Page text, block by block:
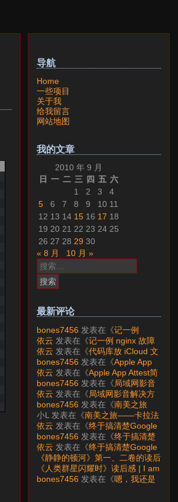
导航
Home
一些项目
关于我
给我留言
网站地图
我的文章
2010 年 9 月
日 一 二 三 四 五 六
1
2 3
4
5
6 7 8 9 10 11
12 13 14 15 16 17 18
19 20 21 22 23 24 25
26 27 28 29 30
« 8 月
10 月 »
搜
索：
最新评论
bones7456 发表在《记一例
nginx 故障分析》
依云 发表在《记一例 nginx 故障
分析 》
依云 发表在《代码库放 iCloud 文
件夹会怎样？》
bones7456 发表在《Apple App
Attest简介》
依云 发表在《Apple App Attest简
介》
bones7456 发表在《局域网影音
解决方案——Jellyfin》
依云 发表在《局域网影音解决方
案——Jellyfin》
bones7456 发表在《南美之旅
——卡拉法特看莫雷诺大冰川》
小L 发表在《南美之旅——卡拉法
特看莫雷诺大冰川》
依云 发表在《终于搞清楚Google
账号的所属国家的逻辑了》
bones7456 发表在《终于搞清楚
Google账号的所属国家的逻辑
了》
依云 发表在《终于搞清楚Google
账号的所属国家的逻辑了》
《静静的顿河》第一、二卷的读后
感 | I am LAZY bones?发表在
《《人类群星闪耀时》读后感》
《人类群星闪耀时》读后感 | I am
LAZY bones?发表在《
《显微镜
bones7456 发表在《嗯，我还是